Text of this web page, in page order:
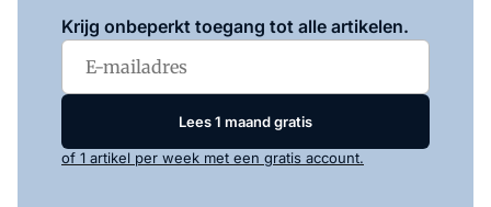
Krijg onbeperkt toegang tot alle artikelen.
Lees 1 maand gratis
of 1 artikel per week met een gratis account.